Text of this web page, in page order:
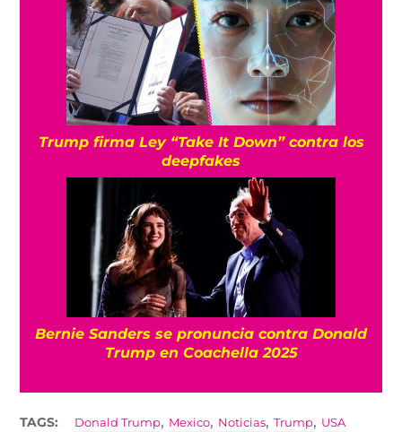
Trump firma Ley “Take It Down” contra los
deepfakes
Bernie Sanders se pronuncia contra Donald
Trump en Coachella 2025
TAGS: Donald Trump, Mexico, Noticias,Trump, USA